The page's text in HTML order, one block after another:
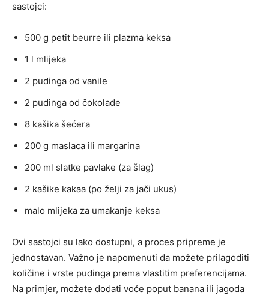
sastojci:
500 g petit beurre ili plazma keksa
1 l mlijeka
2 pudinga od vanile
2 pudinga od čokolade
8 kašika šećera
200 g maslaca ili margarina
200 ml slatke pavlake (za šlag)
2 kašike kakaa (po želji za jači ukus)
malo mlijeka za umakanje keksa
Ovi sastojci su lako dostupni, a proces pripreme je
jednostavan. Važno je napomenuti da možete prilagoditi
količine i vrste pudinga prema vlastitim preferencijama.
Na primjer, možete dodati voće poput banana ili jagoda